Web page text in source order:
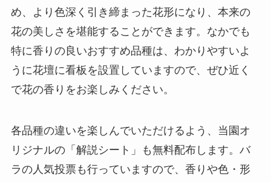
め、より色深く引き締まった花形になり、本来の
花の美しさを堪能することができます。なかでも
特に香りの良いおすすめ品種は、わかりやすいよ
うに花壇に看板を設置していますので、ぜひ近く
で花の香りをお楽しみください。
各品種の違いを楽しんでいただけるよう、当園オ
リジナルの「解説シート」も無料配布します。バ
ラの人気投票も行っていますので、香りや色・形